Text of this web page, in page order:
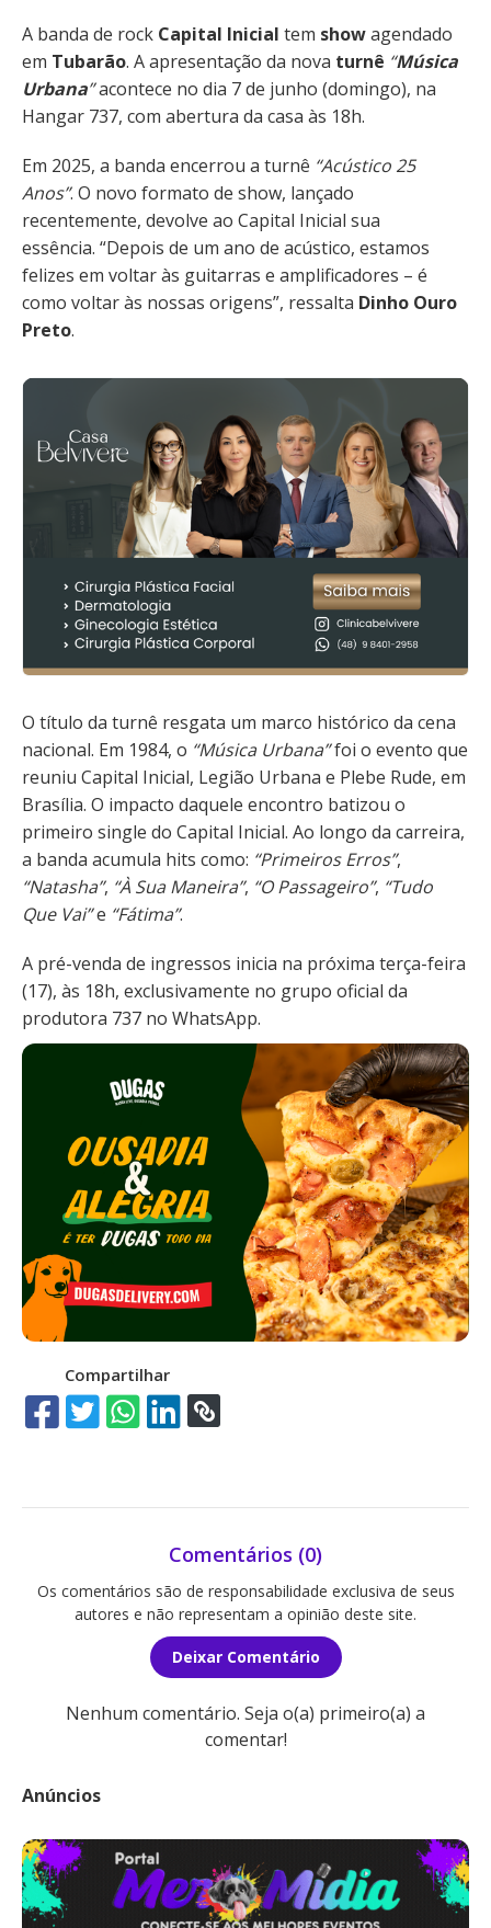
A banda de rock Capital Inicial tem showagendado
em Tubarão. A apresentação da nova turnê “Música
Urbana”acontece no dia 7 de junho (domingo), na
Hangar 737, com abertura da casa às 18h.
Em 2025, a banda encerrou a turnê “Acústico 25
Anos”. O novo formato de show, lançado
recentemente, devolve ao Capital Inicial sua
essência. “Depois de um ano de acústico, estamos
felizes em voltar às guitarras e amplificadores – é
como voltar às nossas origens”, ressalta Dinho Ouro
Preto.
O título da turnê resgata um marco histórico da cena
nacional. Em 1984, o “Música Urbana”foi o evento que
reuniu Capital Inicial, Legião Urbana e Plebe Rude, em
Brasília. O impacto daquele encontro batizou o
primeiro single do Capital Inicial. Ao longo da carreira,
a banda acumula hits como: “Primeiros Erros”,
“Natasha”, “À Sua Maneira”, “O Passageiro”, “Tudo
Que Vai”e “Fátima”.
A pré-venda de ingressos inicia na próxima terça-feira
(17), às 18h, exclusivamente no grupo oficial da
produtora 737 no WhatsApp.
Compartilhar
Comentários (0)
Os comentários são de responsabilidade exclusiva de seus
autores e não representam a opinião deste site.
Deixar Comentário
Nenhum comentário. Seja o(a) primeiro(a) a
comentar!
Anúncios